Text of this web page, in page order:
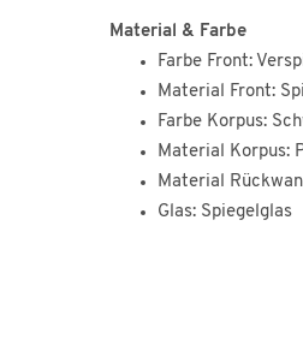
Material & Farbe
Farbe Front:
Material Front:
Farbe Korpus:
Material Korpus:
Material
Glas: Spiegelglas